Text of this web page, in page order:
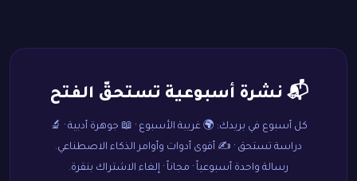
📬 نشرة أسبوعية تستحقّ الفتح
كل أسبوع في بريدك: 🌍 غريبة الأسبوع · 📖 جوهرة أدبية · 🔬
دراسة تستحق · ✍️ أقوى أدوات وأوامر الذكاء الاصطناعي.
رسالة واحدة أسبوعياً · مجاناً · إلغاء الاشتراك بنقرة.